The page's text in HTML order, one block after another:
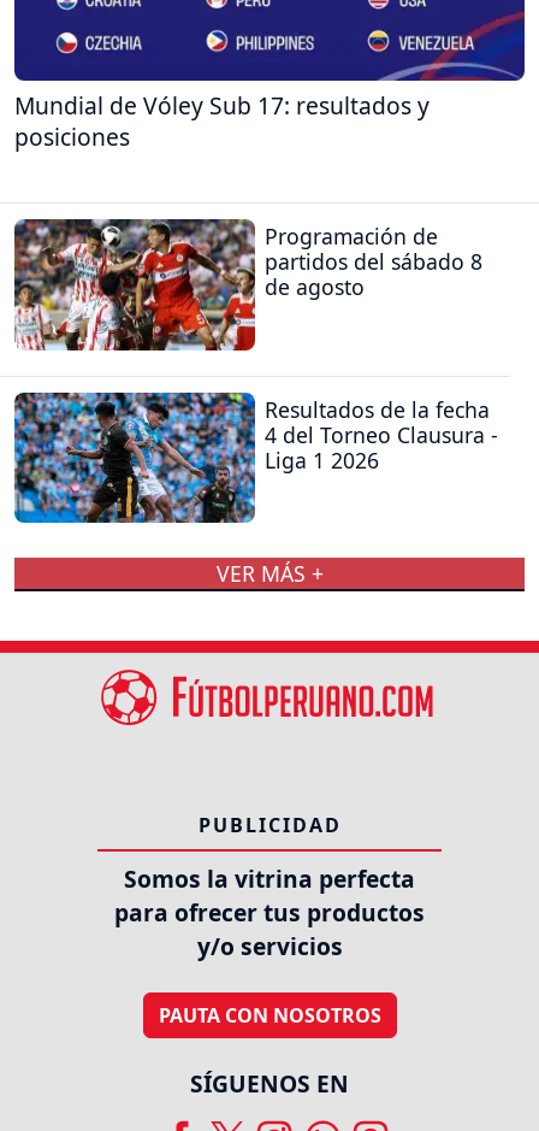
Mundial de Vóley Sub 17: resultados y
posiciones
Programación de
partidos del sábado 8
de agosto
Resultados de la fecha
4 del Torneo Clausura -
Liga 1 2026
VER MÁS +
PUBLICIDAD
Somos la vitrina perfecta
para ofrecer tus productos
y/o servicios
PAUTA CON NOSOTROS
SÍGUENOS EN